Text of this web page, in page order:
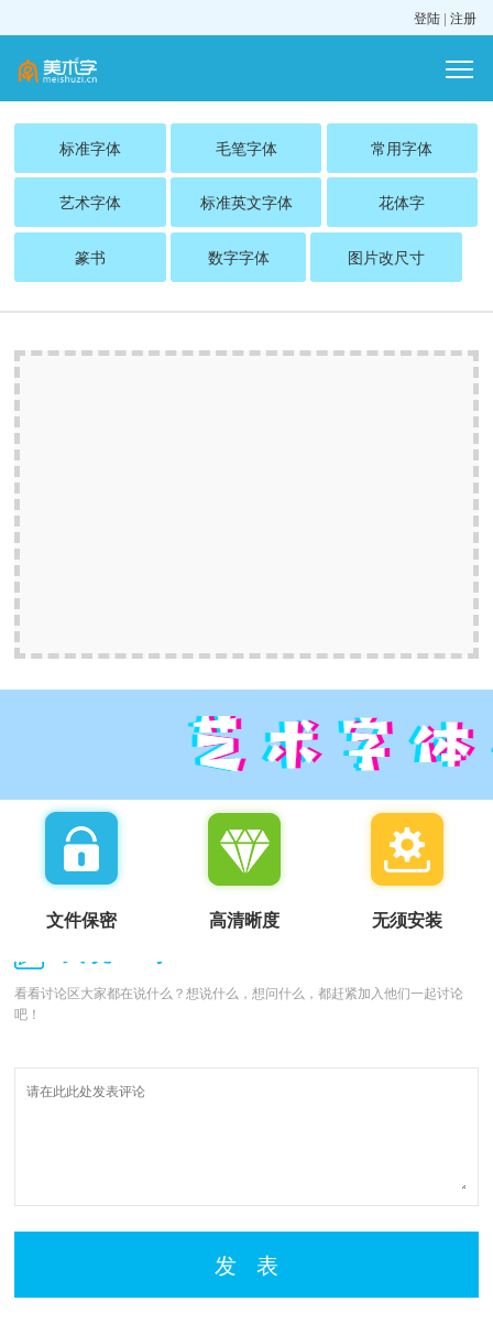
登陆 | 注册
标准字体 毛笔字体 常用字体
艺术字体 标准英文字体 花体字
篆书 数字字体 图片改尺寸
文件保密 高清晰度 无须安装
看看讨论区大家都在说什么？想说什么，想问什么，都赶紧加入他们一起讨论
吧！
发 表